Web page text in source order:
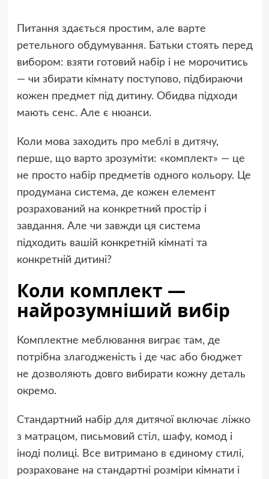
Питання здається простим, але варте
ретельного обдумування. Батьки стоять перед
вибором: взяти готовий набір і не морочитись
— чи збирати кімнату поступово, підбираючи
кожен предмет під дитину. Обидва підходи
мають сенс. Але є нюанси.
Коли мова заходить про меблі в дитячу,
перше, що варто зрозуміти: «комплект» — це
не просто набір предметів одного кольору. Це
продумана система, де кожен елемент
розрахований на конкретний простір і
завдання. Але чи завжди ця система
підходить вашій конкретній кімнаті та
конкретній дитині?
Коли комплект —
найрозумніший вибір
Комплектне меблювання виграє там, де
потрібна злагодженість і де час або бюджет
не дозволяють довго вибирати кожну деталь
окремо.
Стандартний набір для дитячої включає ліжко
з матрацом, письмовий стіл, шафу, комод і
іноді полиці. Все витримано в єдиному стилі,
розраховане на стандартні розміри кімнати і